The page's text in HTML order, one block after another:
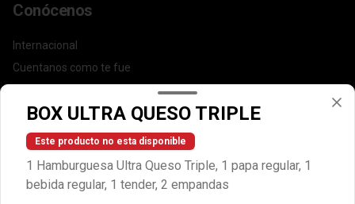
Conócenos
Internacional
Cuentanos como te fue
Trabaja con nosotros
Escríbenos por WhatsApp: +56950183243
Locales
BOX ULTRA QUESO TRIPLE
Este producto no esta disponible
1 Hamburguesa Ultra Queso Triple, 1 papa regular, 1
bebida regular, 1 tender, 2 empandas